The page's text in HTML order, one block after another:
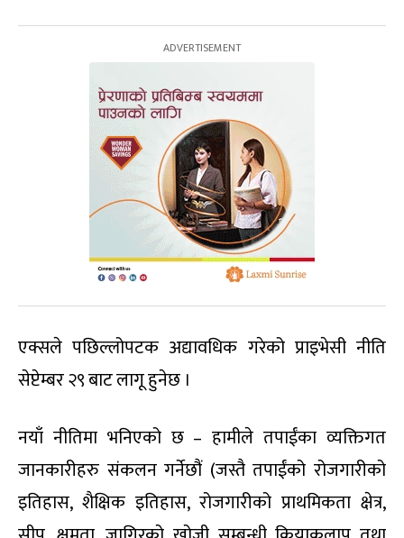
एक्सले पछिल्लोपटक अद्यावधिक गरेको प्राइभेसी नीति
सेप्टेम्बर २९ बाट लागू हुनेछ ।
नयाँ नीतिमा भनिएको छ – हामीले तपाईंका व्यक्तिगत
जानकारीहरु संकलन गर्नेछौं (जस्तै तपाईंको रोजगारीको
इतिहास, शैक्षिक इतिहास, रोजगारीको प्राथमिकता क्षेत्र,